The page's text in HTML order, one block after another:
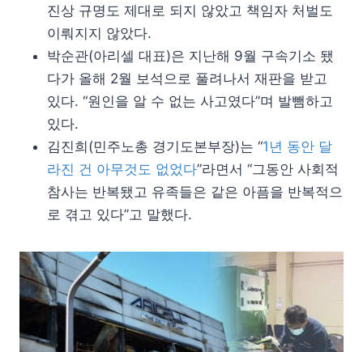
진상 규명도 제대로 되지 않았고 책임자 처벌도
이뤄지지 않았다.
박순관(아리셀 대표)은 지난해 9월 구속기소 됐
다가 올해 2월 보석으로 풀려나서 재판을 받고
있다. “원인을 알 수 없는 사고였다”며 발뺌하고
있다.
김진희(민주노총 경기도본부장)는 “1년 동안 달
라진 건 아무것도 없었다”라면서 “그동안 사회적
참사는 반복됐고 유족들은 같은 아픔을 반복적으
로 겪고 있다”고 말했다.